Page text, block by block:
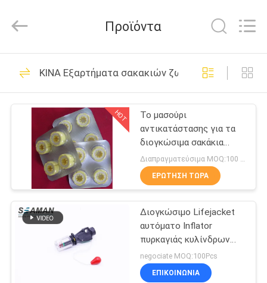
ΣΠΊΤΙ
ΠΡΟΪΌΝΤΑ
ΒΊΝΤΕΟ
ΠΕΡΊΠΟΥ
ΕΜΕΊΣ
ΕΡΓΟΣΤΑΣΊΩΝ
Marine
Co.,Ltd..
Reserved.
Θαλάσσιο σακάκι
ζωής
34
Φως σακακιών
ζωής
24
Προϊόντα
ΚΙΝΑ Εξαρτήματα σακακιών ζωής
HOT
Το μασούρι
αντικατάστασης για τα
διογκώσιμα σακάκια
ζωής ποτίζει το
ευαίσθητο άσπρο χάπι
Διαπραγματεύσιμα MOQ:100 τεμ
ΕΡΏΤΗΣΗ ΤΏΡΑ
Διογκώσιμο Lifejacket
αυτόματο Inflator
πυρκαγιάς κυλίνδρων
φανέλλων ζωής
συσκευών πληθωρισμού
negociate MOQ:100Pcs
ΕΠΙΚΟΙΝΩΝΙΑ